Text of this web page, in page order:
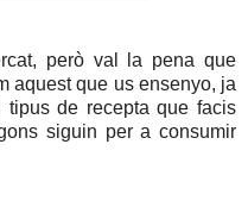
però val la pena que
aquest que us ensenyo, ja
de recepta que facis
siguin per a consumir